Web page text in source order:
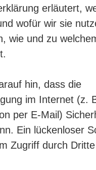
erläutert,
wofür wir sie
wie und zu
hin, dass die
im Internet (z.
per E-Mail)
Ein lückenloser
Zugriff durch